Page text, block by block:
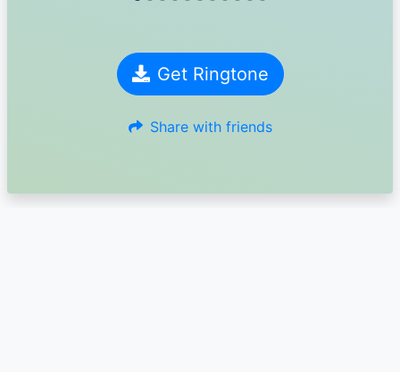
Get Ringtone
Share with friends